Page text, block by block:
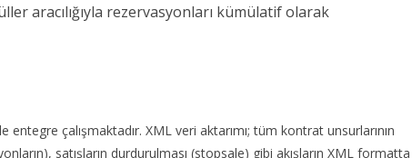
aracılığıyla rezervasyonları kümülatif olarak
çalışmaktadır. XML veri aktarımı; tüm kontrat unsurlarının
satışların durdurulması (stopsale) gibi akışların XML formatta